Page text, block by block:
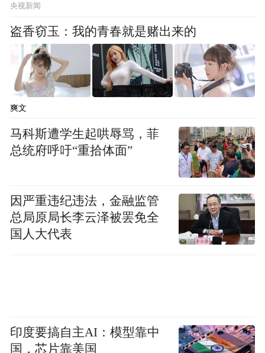
央视新闻
盗香窃玉：我的青春就是赌出来的
爽文
马科斯遭学生起哄辱骂，菲
总统府呼吁“重拾体面”
因严重违纪违法，金融监管
总局原局长李云泽被罢免全
国人大代表
印度要搞自主AI：模型靠中
国，芯片靠美国